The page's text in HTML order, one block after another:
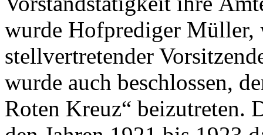
wurde Hofprediger Müller,
stellvertretender
wurde auch beschlossen,
Roten Kreuz“ beizutreten.